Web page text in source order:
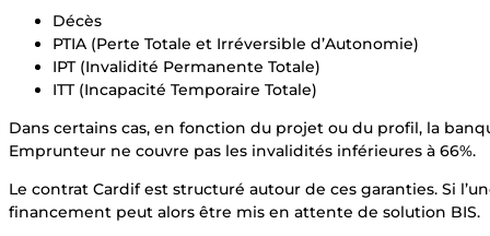
Décès
PTIA (Perte Totale et Irréversible d’Autonomie)
IPT (Invalidité Permanente Totale)
ITT (Incapacité Temporaire Totale)
Dans certains cas, en fonction du projet ou du profil, la
Emprunteur ne couvre pas les invalidités inférieures à 66%.
Le contrat Cardif est structuré autour de ces garanties. Si
financement peut alors être mis en attente de solution BIS.